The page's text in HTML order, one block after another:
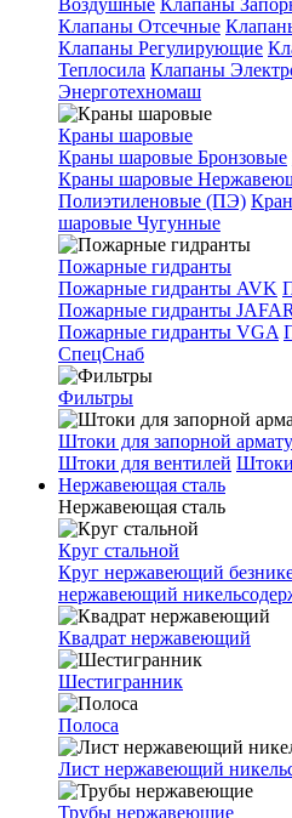
Воздушные Клапаны
Клапаны Отсечные
Клапаны Регулирующие
Теплосила Клапаны
Энерготехномаш
Краны шаровые
Краны шаровые Бронзовые
Краны шаровые
Полиэтиленовые (ПЭ)
шаровые Чугунные
Пожарные гидранты
Пожарные гидранты AVK
Пожарные гидранты JAFAR
Пожарные гидранты VGA
СпецСнаб
Фильтры
Штоки для запорной
Штоки для вентилей Штоки
Нержавеющая сталь
Нержавеющая сталь
Круг стальной
Круг нержавеющий
нержавеющий
Квадрат нержавеющий
Шестигранник
Полоса
Лист нержавеющий
Трубы нержавеющие